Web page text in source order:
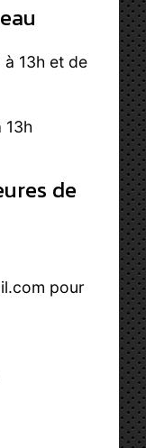
13h et de
13h
de
pour